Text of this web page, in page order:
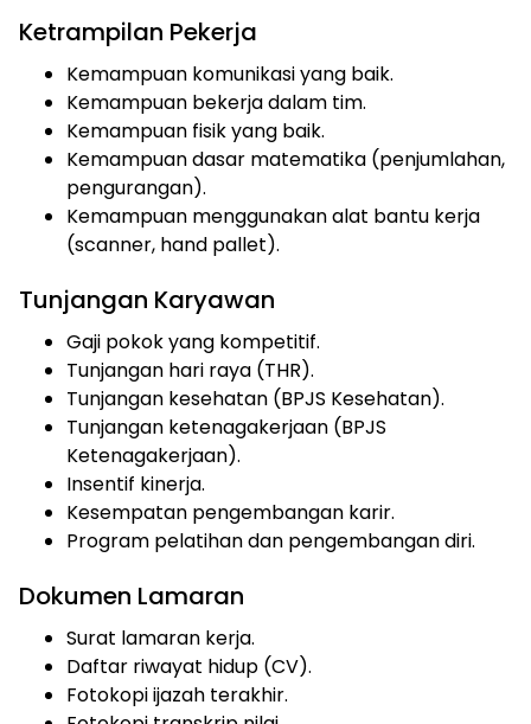
Ketrampilan Pekerja
Kemampuan komunikasi yang baik.
Kemampuan bekerja dalam tim.
Kemampuan fisik yang baik.
Kemampuan dasar matematika (penjumlahan,
pengurangan).
Kemampuan menggunakan alat bantu kerja
(scanner, hand pallet).
Tunjangan Karyawan
Gaji pokok yang kompetitif.
Tunjangan hari raya (THR).
Tunjangan kesehatan (BPJS Kesehatan).
Tunjangan ketenagakerjaan (BPJS
Ketenagakerjaan).
Insentif kinerja.
Kesempatan pengembangan karir.
Program pelatihan dan pengembangan diri.
Dokumen Lamaran
Surat lamaran kerja.
Daftar riwayat hidup (CV).
Fotokopi ijazah terakhir.